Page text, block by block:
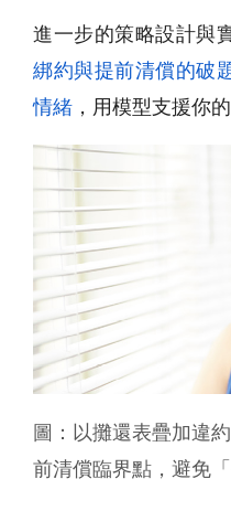
進一步的策略設計與
綁約與提前清償的破
情緒 ，用模型支援你的
圖：以攤還表疊加違
前清償臨界點，避免